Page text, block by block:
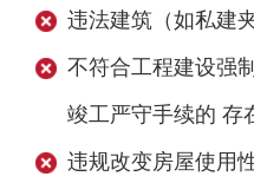
违法建筑（如私建
不符合工程建设强
竣工严守手续的 存
违规改变房屋使用